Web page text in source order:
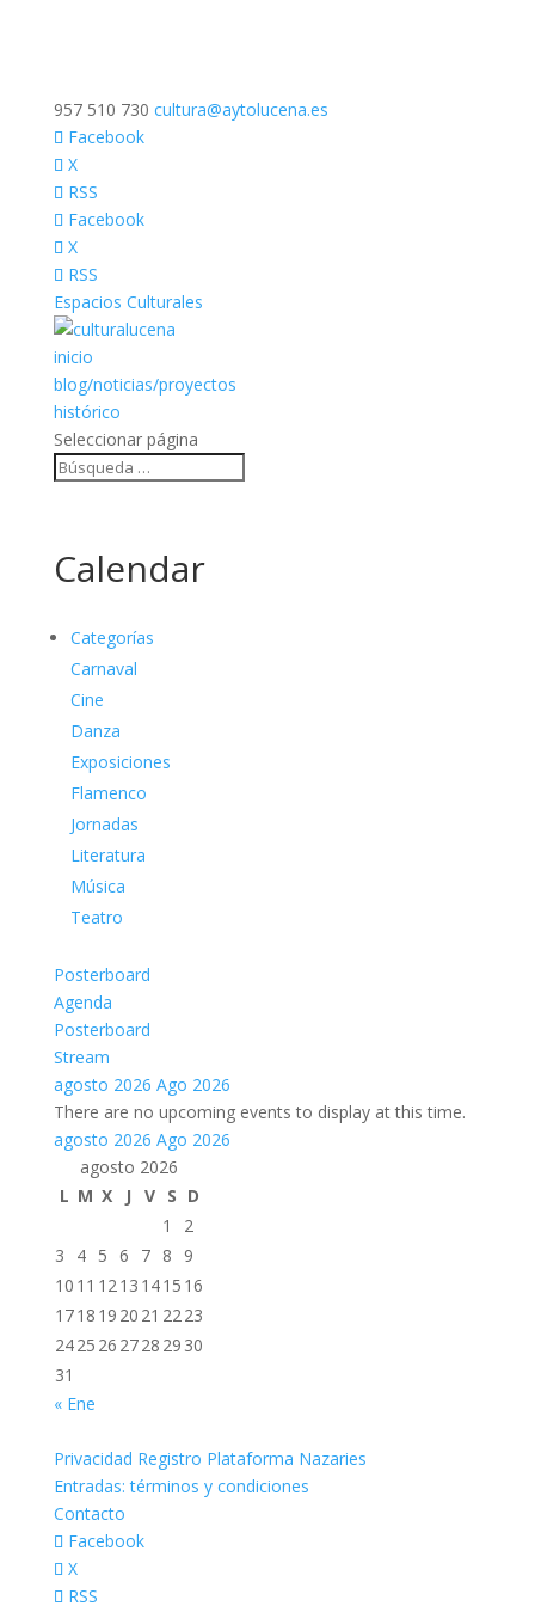
957 510 730 cultura@aytolucena.es
Facebook
X
RSS
Facebook
X
RSS
Espacios Culturales
inicio
blog/noticias/proyectos
histórico
Seleccionar página
Calendar
Categorías
Carnaval
Cine
Danza
Exposiciones
Flamenco
Jornadas
Literatura
Música
Teatro
Posterboard
Agenda
Posterboard
Stream
agosto 2026 Ago 2026
There are no upcoming events to display at this time.
agosto 2026 Ago 2026
agosto 2026
L M X J V S D
1
2
3
4 5 6 7 8
9
10 11 1213 1415 16
1718 19 20 21 2223
2425 26 2728 29 30
31
« Ene
Privacidad Registro Plataforma Nazaries
Entradas: términos y condiciones
Contacto
Facebook
X
RSS